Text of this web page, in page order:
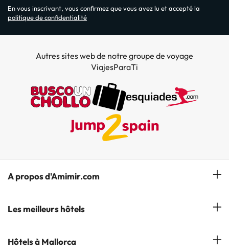
En vous inscrivant, vous confirmez que vous avez lu et accepté la
politique de confidentialité
Autres sites web de notre groupe de voyage
ViajesParaTi
A propos d'Amimir.com
Notre équipe
S'abonner à notre bulletin d'information
Les meilleurs hôtels
Hôtels à Salou
Hôtels à Mallorca